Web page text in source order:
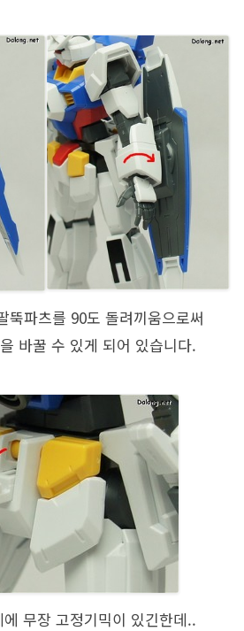
뚝파츠를 90도 돌려끼움으로써
바꿀 수 있게 되어 있습니다.
무장 고정기믹이 있긴한데..